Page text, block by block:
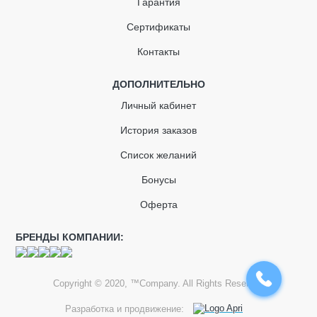
Сертификаты
Контакты
ДОПОЛНИТЕЛЬНО
Личный кабинет
История заказов
Список желаний
Бонусы
Оферта
БРЕНДЫ КОМПАНИИ:
Copyright © 2020, ™Company. All Rights Reserved
Разработка и продвижение: